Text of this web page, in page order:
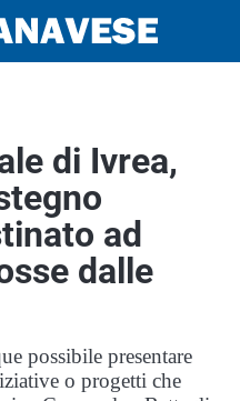
di Ivrea,
ad
dalle
possibile presentare
o progetti che